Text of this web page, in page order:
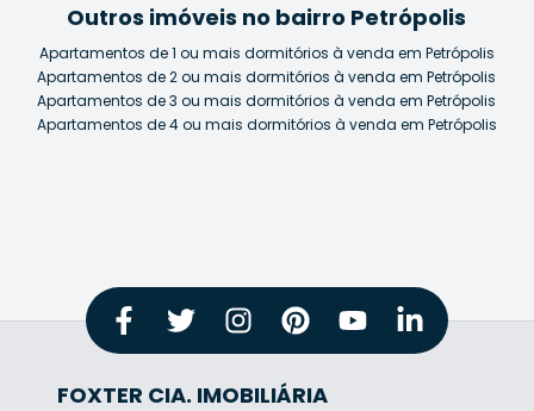
Outros imóveis no bairro Petrópolis
Apartamentos de 1 ou mais dormitórios à venda em Petrópolis
Apartamentos de 2 ou mais dormitórios à venda em Petrópolis
Apartamentos de 3 ou mais dormitórios à venda em Petrópolis
Apartamentos de 4 ou mais dormitórios à venda em Petrópolis
FOXTER CIA. IMOBILIÁRIA